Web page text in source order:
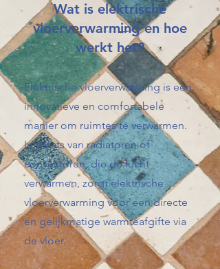
Wat is elektrische
vloerverwarming en hoe
werkt het?
Elektrische vloerverwarming is een
innovatieve en comfortabele
manier om ruimtes te verwarmen.
In plaats van radiatoren of
convectoren, die de lucht
verwarmen, zorgt elektrische
vloerverwarming voor een directe
en gelijkmatige warmteafgifte via
de vloer.